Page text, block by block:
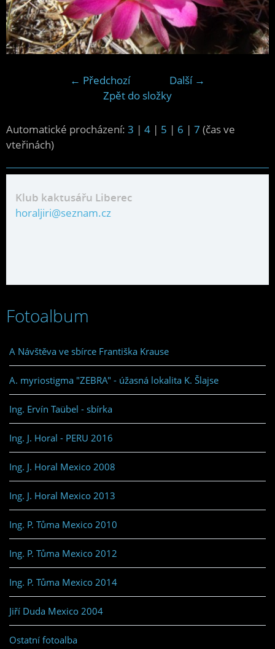
← Předchozí
Další →
Zpět do složky
Automatické procházení: 3 | 4 | 5 | 6 | 7 (čas ve
vteřinách)
Klub kaktusářu Liberec
horaljiri@seznam.cz
Fotoalbum
A Návštěva ve sbírce Františka Krause
A. myriostigma "ZEBRA" - úžasná lokalita K. Šlajse
Ing. Ervín Taübel - sbírka
Ing. J. Horal - PERU 2016
Ing. J. Horal Mexico 2008
Ing. J. Horal Mexico 2013
Ing. P. Tůma Mexico 2010
Ing. P. Tůma Mexico 2012
Ing. P. Tůma Mexico 2014
Jiří Duda Mexico 2004
Ostatní fotoalba